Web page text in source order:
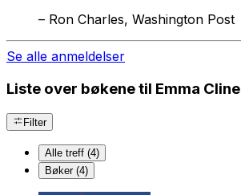
– Ron Charles, Washington Post
Se alle anmeldelser
Liste over bøkene til Emma Cline
Filter
Alle treff (4)
Bøker (4)